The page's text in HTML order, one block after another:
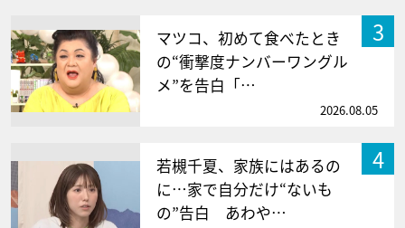
3
マツコ、初めて食べたとき
の“衝撃度ナンバーワングル
メ”を告白「…
2026.08.05
4
若槻千夏、家族にはあるの
に…家で自分だけ“ないも
の”告白 あわや…